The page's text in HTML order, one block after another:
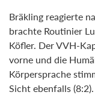
Bräkling reagierte
brachte Routinier
Köfler. Der VVH-
vorne und die
Körpersprache
Sicht ebenfalls